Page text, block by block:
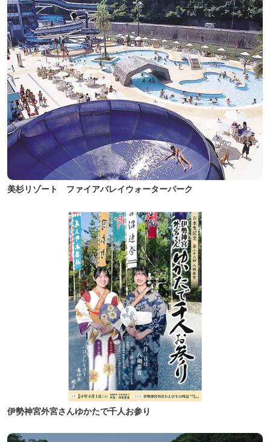
美杉リゾート ファイアバレイウォーターパーク
伊勢神宮外宮さんゆかたで千人お参り